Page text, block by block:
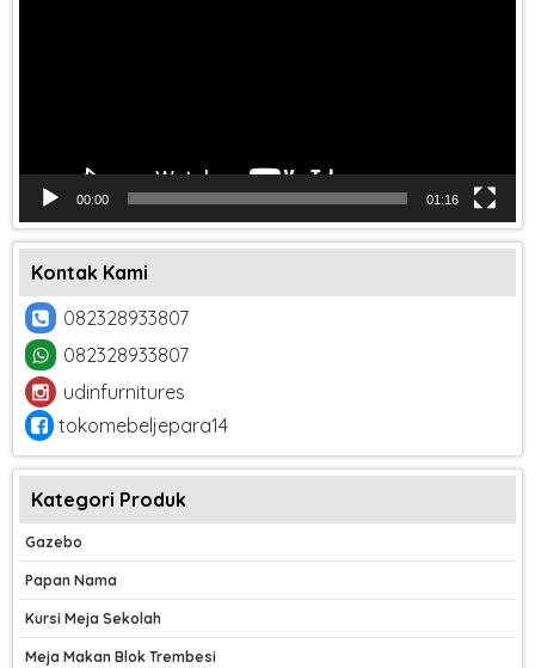
00:00 01:16
Kontak Kami
082328933807
082328933807
udinfurnitures
tokomebeljepara14
Kategori Produk
Gazebo
Papan Nama
Kursi Meja Sekolah
Meja Makan Blok Trembesi